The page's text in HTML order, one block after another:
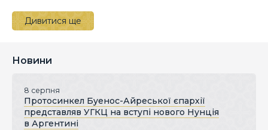
Дивитися ще
Новини
8 серпня
Протосинкел Буенос-Айреської єпархії
представляв УГКЦ на вступі нового Нунція
в Аргентині